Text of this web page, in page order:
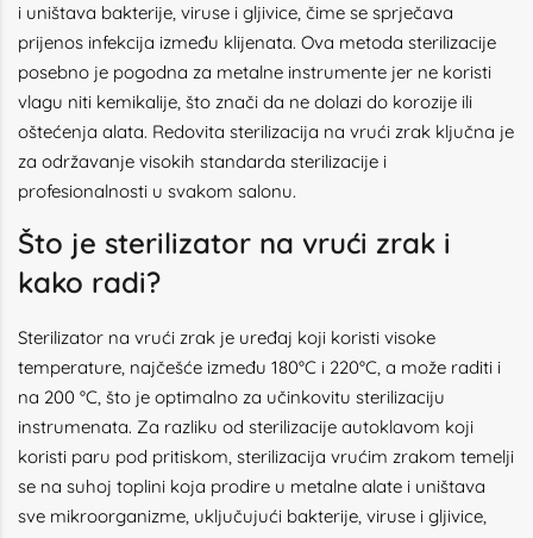
i uništava bakterije, viruse i gljivice, čime se sprječava
prijenos infekcija između klijenata. Ova metoda sterilizacije
posebno je pogodna za metalne instrumente jer ne koristi
vlagu niti kemikalije, što znači da ne dolazi do korozije ili
oštećenja alata. Redovita sterilizacija na vrući zrak ključna je
za održavanje visokih standarda sterilizacije i
profesionalnosti u svakom salonu.
Što je sterilizator na vrući zrak i
kako radi?
Sterilizator na vrući zrak je uređaj koji koristi visoke
temperature, najčešće između 180°C i 220°C, a može raditi i
na 200 °C, što je optimalno za učinkovitu sterilizaciju
instrumenata. Za razliku od sterilizacije autoklavom koji
koristi paru pod pritiskom, sterilizacija vrućim zrakom temelji
se na suhoj toplini koja prodire u metalne alate i uništava
sve mikroorganizme, uključujući bakterije, viruse i gljivice,